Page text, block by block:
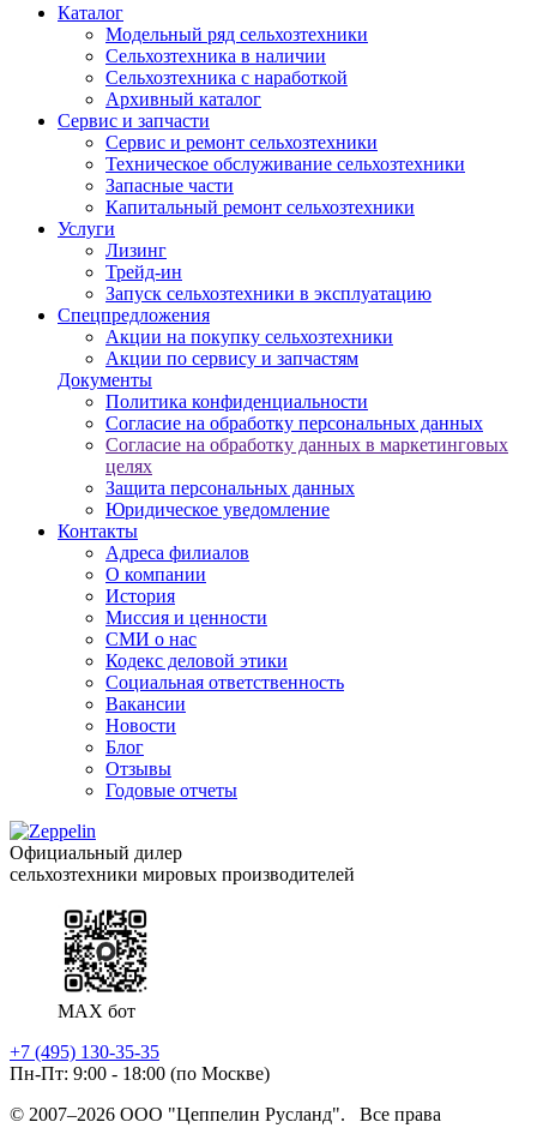
Каталог
Модельный ряд сельхозтехники
Сельхозтехника в наличии
Сельхозтехника с наработкой
Архивный каталог
Сервис и запчасти
Сервис и ремонт сельхозтехники
Техническое обслуживание сельхозтехники
Запасные части
Капитальный ремонт сельхозтехники
Услуги
Лизинг
Трейд-ин
Запуск сельхозтехники в эксплуатацию
Спецпредложения
Акции на покупку сельхозтехники
Акции по сервису и запчастям
Документы
Политика конфиденциальности
Согласие на обработку персональных данных
Согласие на обработку данных в маркетинговых
целях
Защита персональных данных
Юридическое уведомление
Контакты
Адреса филиалов
О компании
История
Миссия и ценности
СМИ о нас
Кодекс деловой этики
Социальная ответственность
Вакансии
Новости
Блог
Отзывы
Годовые отчеты
Официальный дилер
сельхозтехники мировых производителей
MAX бот
+7 (495) 130-35-35
Пн-Пт: 9:00 - 18:00 (по Москве)
© 2007–2026 ООО "Цеппелин Русланд".
Все права